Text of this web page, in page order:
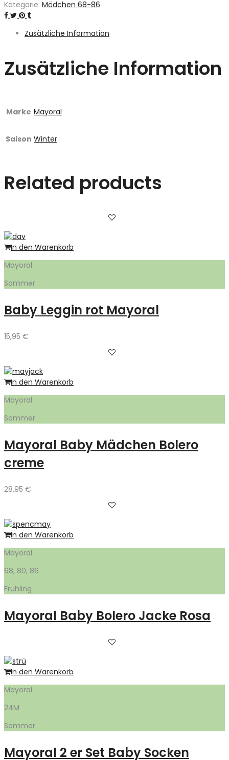
Kategorie: Mädchen 68-86
Zusätzliche Information
Zusätzliche Information
Marke Mayoral
Saison Winter
Related products
In den Warenkorb
Mayoral
Sommer
Baby Leggin rot Mayoral
15,95 €
In den Warenkorb
Mayoral
Sommer
Mayoral Baby Mädchen Bolero
creme
28,95 €
In den Warenkorb
Mayoral
68, 80, 86
Frühling
Mayoral Baby Bolero Jacke Rosa
In den Warenkorb
Mayoral
24M
Sommer
Mayoral 2 er Set Baby Socken